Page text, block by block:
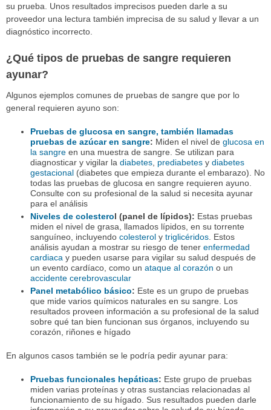
su prueba. Unos resultados imprecisos pueden darle a su
proveedor una lectura también imprecisa de su salud y llevar a un
diagnóstico incorrecto.
¿Qué tipos de pruebas de sangre requieren
ayunar?
Algunos ejemplos comunes de pruebas de sangre que por lo
general requieren ayuno son:
Pruebas de glucosa en sangre, también llamadas
pruebas de azúcar en sangre: Miden el nivel de glucosa en
la sangreen una muestra de sangre. Se utilizan para
diagnosticar y vigilar la diabetes, prediabetesy diabetes
gestacional(diabetes que empieza durante el embarazo). No
todas las pruebas de glucosa en sangre requieren ayuno.
Consulte con su profesional de la salud si necesita ayunar
para el análisis
Niveles de colesterol (panel de lípidos): Estas pruebas
miden el nivel de grasa, llamados lípidos, en su torrente
sanguíneo, incluyendo colesteroly triglicéridos. Estos
análisis ayudan a mostrar su riesgo de tener enfermedad
cardiaca y pueden usarse para vigilar su salud después de
un evento cardíaco, como un ataque al corazón o un
accidente cerebrovascular
Panel metabólico básico: Este es un grupo de pruebas
que mide varios químicos naturales en su sangre. Los
resultados proveen información a su profesional de la salud
sobre qué tan bien funcionan sus órganos, incluyendo su
corazón, riñones e hígado
En algunos casos también se le podría pedir ayunar para:
Pruebas funcionales hepáticas: Este grupo de pruebas
miden varias proteínas y otras sustancias relacionadas al
funcionamiento de su hígado. Sus resultados pueden darle